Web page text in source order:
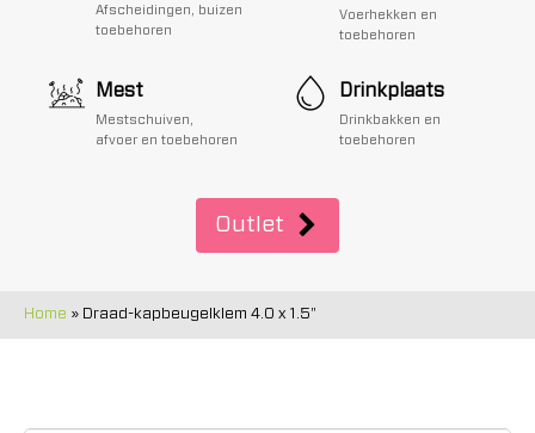
Afscheidingen, buizen
toebehoren
Voerhekken en
toebehoren
Mest
Mestschuiven,
afvoer en toebehoren
Drinkplaats
Drinkbakken en
toebehoren
Outlet
Home » Draad-kapbeugelklem 4.0 x 1.5"